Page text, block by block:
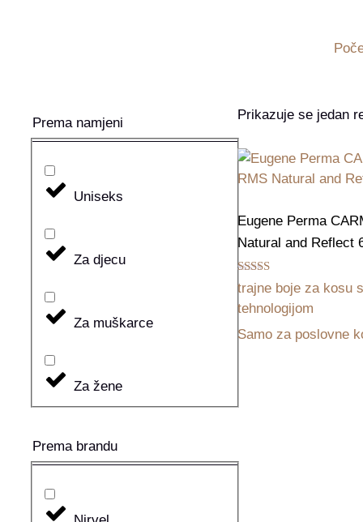
Prema namjeni
Uniseks
Za djecu
Za muškarce
Za žene
Prema brandu
Prikazuje se jedan
Eugene Perma
Natural and Reflect
Ocijenjeno
5.00
od 5
trajne boje za kosu
tehnologijom
Samo za poslovne